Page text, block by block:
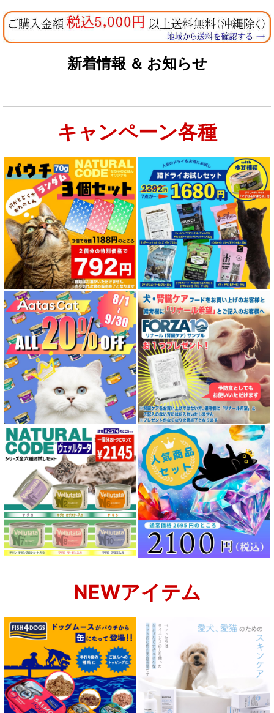
新着情報 ＆ お知らせ
キャンペーン各種
NEWアイテム